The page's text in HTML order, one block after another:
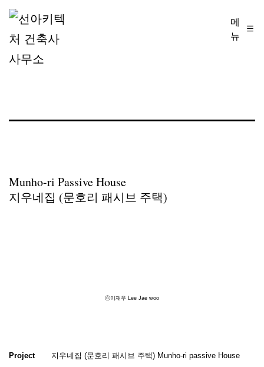
콘
선
아
키
건
사
무
메
뉴
Munho-ri Passive House
지우네집 (문호리 패시브 주택)
ⓒ이재우 Lee Jae woo
Project지우네집 (문호리 패시브 주택) Munho-ri passive House